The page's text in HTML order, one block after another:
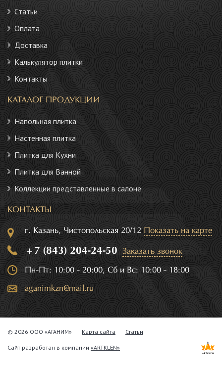
Статьи
Оплата
Доставка
Калькулятор плитки
Контакты
КАТАЛОГ ПРОДУКЦИИ
Напольная плитка
Настенная плитка
Плитка для Кухни
Плитка для Ванной
Коллекции представленные в салоне
КОНТАКТЫ
г. Казань, Чистопольская 20/12 Показать на карте
+7 (843) 204-24-50 Заказать звонок
Пн-Пт: 10:00 - 20:00, Сб и Вс: 10:00 - 18:00
aganimkzn@mail.ru
© 2026 ООО «АГАНИМ» Карта сайта Статьи
Сайт разработан в компании «ARTKLEN»